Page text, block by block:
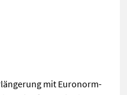
mit Euronorm-